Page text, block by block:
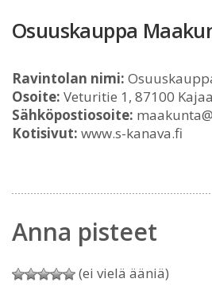
Osuuskauppa
Ravintolan nimi:
Osoite: Veturitie 1, 87100
Sähköpostiosoite:
Kotisivut: www.s-kanava.fi
Anna pisteet
(ei vielä ääniä)